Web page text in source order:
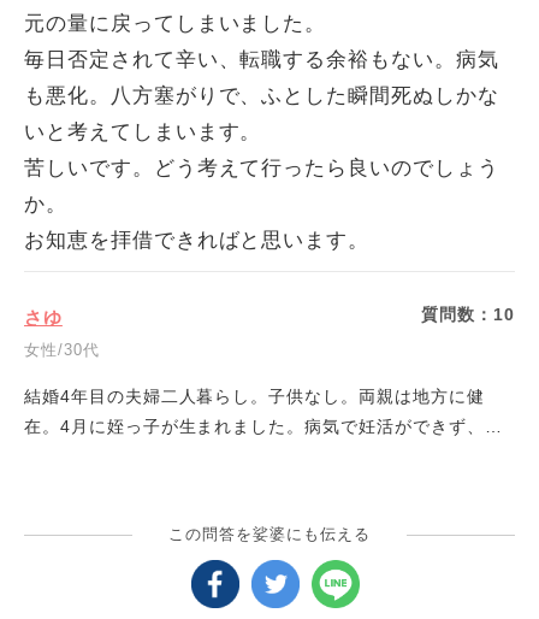
元の量に戻ってしまいました。
毎日否定されて辛い、転職する余裕もない。病気
も悪化。八方塞がりで、ふとした瞬間死ぬしかな
いと考えてしまいます。
苦しいです。どう考えて行ったら良いのでしょう
か。
お知恵を拝借できればと思います。
さゆ
女性/30代
質問数： 10
結婚4年目の夫婦二人暮らし。子供なし。両親は地方に健
在。4月に姪っ子が生まれました。病気で妊活ができず、子
ばかりする義母を憎く感じてしまいます。 2021年にコロナ
の影響に経営不審で仕事を解雇。条件が悪いが貯金が無くな
るギリギリで採用が決まった現会社に仕方なく入社。ストレ
この問答を娑婆にも伝える